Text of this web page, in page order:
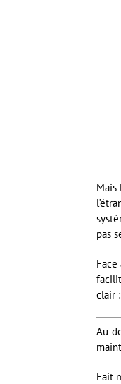
Mais
pas
clair
Au-
Fait